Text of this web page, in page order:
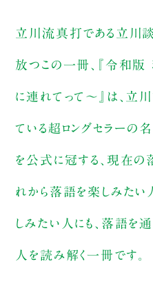
立川流真打である立川
放つこの一冊、『令和
に連れてって〜』は、立
ている超ロングセラーの
を公式に冠する、現在の
れから落語を楽しみたい
しみたい人にも、落語を
人を読み解く一冊です。